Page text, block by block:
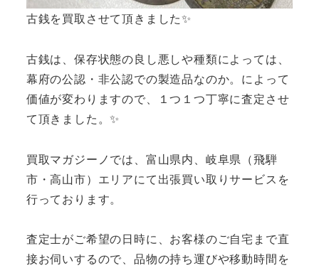
古銭を買取させて頂きました✨
古銭は、保存状態の良し悪しや種類によっては、
幕府の公認・非公認での製造品なのか。によって
価値が変わりますので、１つ１つ丁寧に査定させ
て頂きました。✨
買取マガジーノでは、富山県内、岐阜県（飛騨
市・高山市）エリアにて出張買い取りサービスを
行っております。
査定士がご希望の日時に、お客様のご自宅まで直
接お伺いするので、品物の持ち運びや移動時間を